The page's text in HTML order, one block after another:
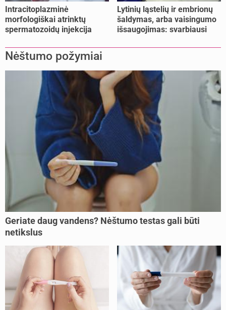
Intracitoplazminė
morfologiškai atrinktų
spermatozoidų injekcija
Lytinių ląstelių ir embrionų
šaldymas, arba vaisingumo
išsaugojimas: svarbiausi
Nėštumo požymiai
Geriate daug vandens? Nėštumo testas gali būti
netikslus